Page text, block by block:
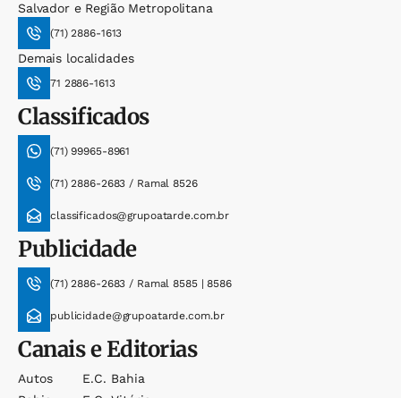
Salvador e Região Metropolitana
(71) 2886-1613
Demais localidades
71 2886-1613
Classificados
(71) 99965-8961
(71) 2886-2683 / Ramal 8526
classificados@grupoatarde.com.br
Publicidade
(71) 2886-2683 / Ramal 8585 | 8586
publicidade@grupoatarde.com.br
Canais e Editorias
Autos
E.c. Bahia